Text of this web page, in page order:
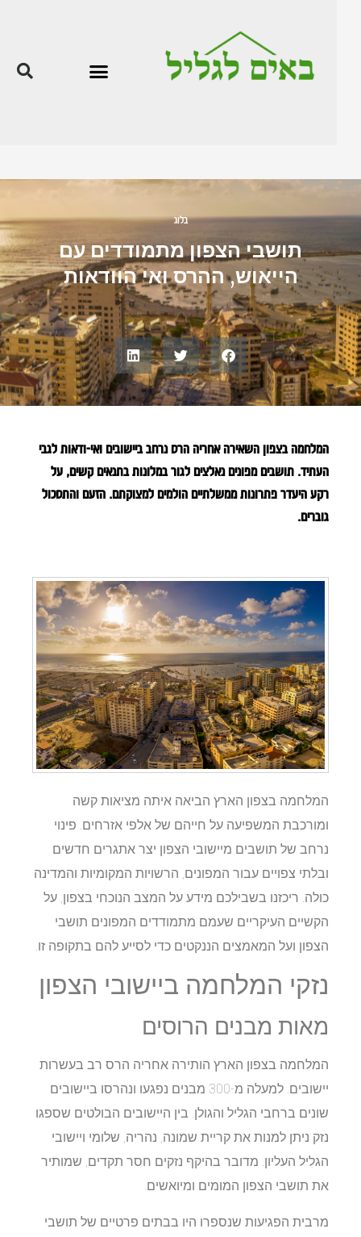
בלוג
תושבי הצפון מתמודדים עם
הייאוש, ההרס ואי הוודאות
המלחמה בצפון השאירה אחריה הרס נרחב ביישובים ואי-ודאות לגבי
העתיד. תושבים מפונים נאלצים לגור במלונות בתנאים קשים, על
רקע היעדר פתרונות ממשלתיים הולמים למצוקתם. הזעם והתסכול
גוברים.
המלחמה בצפון הארץ הביאה איתה מציאות קשה
ומורכבת המשפיעה על חייהם של אלפי אזרחים. פינוי
נרחב של תושבים מיישובי הצפון יצר אתגרים חדשים
ובלתי צפויים עבור המפונים, הרשויות המקומיות והמדינה
כולה. ריכזנו בשבילכם מידע על המצב הנוכחי בצפון, על
הקשיים העיקריים שעמם מתמודדים המפונים תושבי
הצפון ועל המאמצים הננקטים כדי לסייע להם בתקופה זו.
נזקי המלחמה ביישובי הצפון
מאות מבנים הרוסים
המלחמה בצפון הארץ הותירה אחריה הרס רב בעשרות
יישובים. למעלה מ-300 מבנים נפגעו ונהרסו ביישובים
שונים ברחבי הגליל והגולן. בין היישובים הבולטים שספגו
נזק ניתן למנות את קריית שמונה, נהריה, שלומי ויישובי
הגליל העליון. מדובר בהיקף נזקים חסר תקדים, שמותיר
את תושבי הצפון המומים ומיואשים.
מרבית הפגיעות שנספרו היו בבתים פרטיים של תושבי